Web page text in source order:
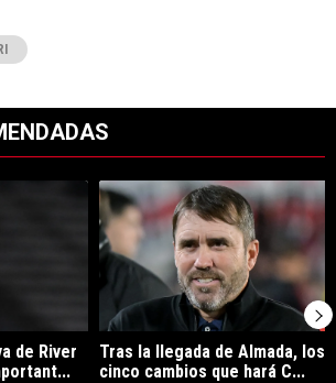
con el título "Kevin Castaño se va de
de River
Un artículo de tendencia con el
Tras la llegada de Almada, los
cinco cambios que hará C...